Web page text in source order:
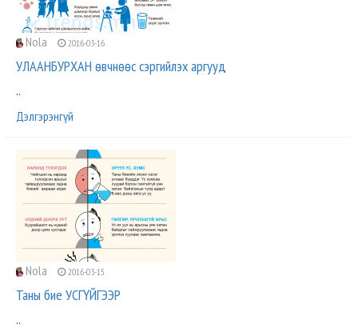
Nola 2016-03-16
УЛААНБУРХАН өвчнөөс сэргийлэх аргууд
..
Дэлгэрэнгүй
Nola 2016-03-15
Таны бие УСГҮЙГЭЭР
..